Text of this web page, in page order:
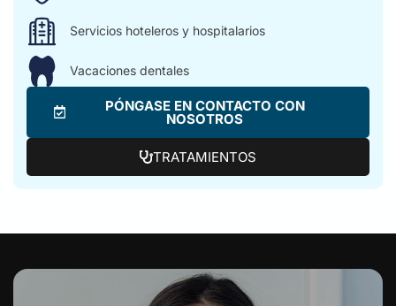
Servicios hoteleros y hospitalarios
Vacaciones dentales
PÓNGASE EN CONTACTO CON
NOSOTROS
TRATAMIENTOS